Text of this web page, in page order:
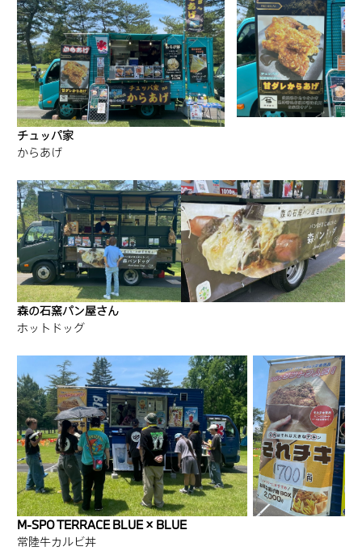
チュッパ家
からあげ
森の石窯パン屋さん
ホットドッグ
M-SPO TERRACE BLUE × BLUE
常陸牛カルビ丼